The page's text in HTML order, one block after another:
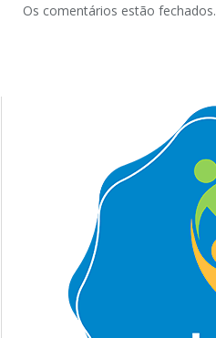
Os comentários estão fechados.